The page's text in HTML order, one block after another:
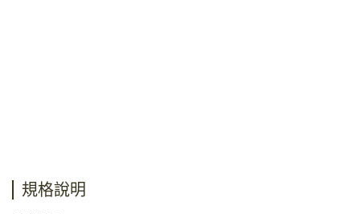
規格說明